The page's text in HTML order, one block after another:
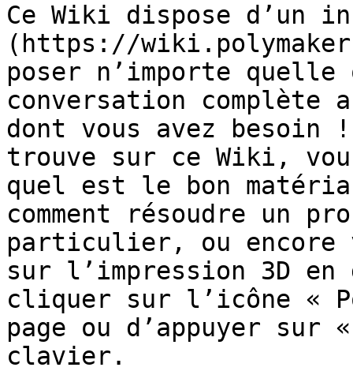
Ce Wiki dispose d’un
(https://
poser n’importe quelle
conversation complète
dont vous avez
trouve sur ce Wiki,
quel est le bon
comment résoudre un
particulier, ou encore
sur l’impression 3D
cliquer sur l’icône «
page ou d’appuyer sur
clavier.